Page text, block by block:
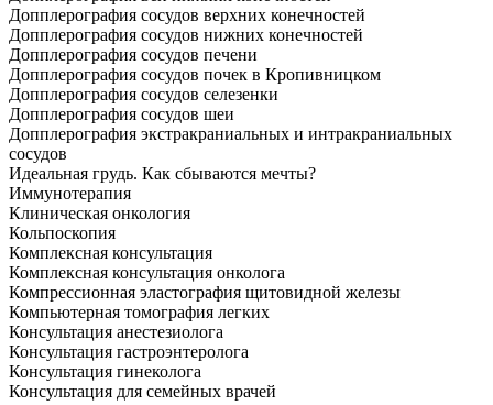
Допплерография сосудов верхних конечностей
Допплерография сосудов нижних конечностей
Допплерография сосудов печени
Допплерография сосудов почек в Кропивницком
Допплерография сосудов селезенки
Допплерография сосудов шеи
Допплерография экстракраниальных и интракраниальных
сосудов
Идеальная грудь. Как сбываются мечты?
Иммунотерапия
Клиническая онкология
Кольпоскопия
Комплексная консультация
Комплексная консультация онколога
Компрессионная эластография щитовидной железы
Компьютерная томография легких
Консультация анестезиолога
Консультация гастроэнтеролога
Консультация гинеколога
Консультация для семейных врачей